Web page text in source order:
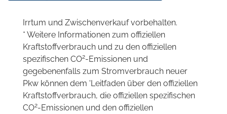
Irrtum und Zwischenverkauf vorbehalten.
* Weitere Informationen zum offiziellen
Kraftstoffverbrauch und zu den offiziellen
spezifischen CO2-Emissionen und
gegebenenfalls zum Stromverbrauch neuer
Pkw können dem 'Leitfaden über den offiziellen
Kraftstoffverbrauch, die offiziellen spezifischen
CO2-Emissionen und den offiziellen